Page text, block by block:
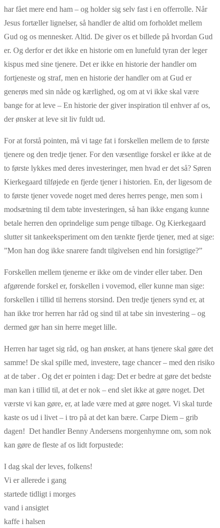
har fået mere end ham – og holder sig selv fast i en offerrolle. Når
Jesus fortæller lignelser, så handler de altid om forholdet mellem
Gud og os mennesker. Altid. De giver os et billede på hvordan Gud
er. Og derfor er det ikke en historie om en lunefuld tyran der leger
kispus med sine tjenere. Det er ikke en historie der handler om
fortjeneste og straf, men en historie der handler om at Gud er
generøs med sin nåde og kærlighed, og om at vi ikke skal være
bange for at leve – En historie der giver inspiration til enhver af os,
der ønsker at leve sit liv fuldt ud.
For at forstå pointen, må vi tage fat i forskellen mellem de to første
tjenere og den tredje tjener. For den væsentlige forskel er ikke at de
to første lykkes med deres investeringer, men hvad er det så? Søren
Kierkegaard tilføjede en fjerde tjener i historien. En, der ligesom de
to første tjener vovede noget med deres herres penge, men som i
modsætning til dem tabte investeringen, så han ikke engang kunne
betale herren den oprindelige sum penge tilbage. Og Kierkegaard
slutter sit tankeeksperiment om den tænkte fjerde tjener, med at sige:
”Mon han dog ikke snarere fandt tilgivelsen end hin forsigtige?”
Forskellen mellem tjenerne er ikke om de vinder eller taber. Den
afgørende forskel er, forskellen i vovemod, eller kunne man sige:
forskellen i tillid til herrens storsind. Den tredje tjeners synd er, at
han ikke tror herren har råd og sind til at tabe sin investering – og
dermed gør han sin herre meget lille.
Herren har taget sig råd, og han ønsker, at hans tjenere skal gøre det
samme! De skal spille med, investere, tage chancer – med den risiko
at de taber . Og det er pointen i dag: Det er bedre at gøre det bedste
man kan i tillid til, at det er nok – end slet ikke at gøre noget. Det
værste vi kan gøre, er, at lade være med at gøre noget. Vi skal turde
kaste os ud i livet – i tro på at det kan bære. Carpe Diem – grib
dagen! Det handler Benny Andersens morgenhymne om, som nok
kan gøre de fleste af os lidt forpustede:
I dag skal der leves, folkens!
Vi er allerede i gang
startede tidligt i morges
vand i ansigtet
kaffe i halsen